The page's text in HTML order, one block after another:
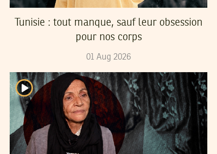
Tunisie : tout manque, sauf leur obsession
pour nos corps
01 Aug 2026